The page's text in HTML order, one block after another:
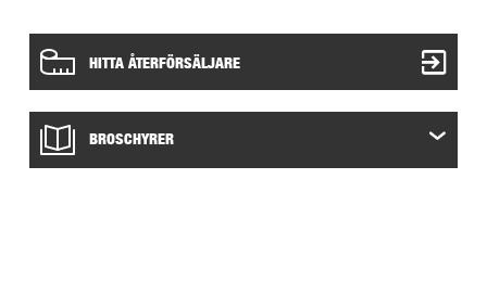
HITTA ÅTERFÖRSÄLJARE
BROSCHYRER